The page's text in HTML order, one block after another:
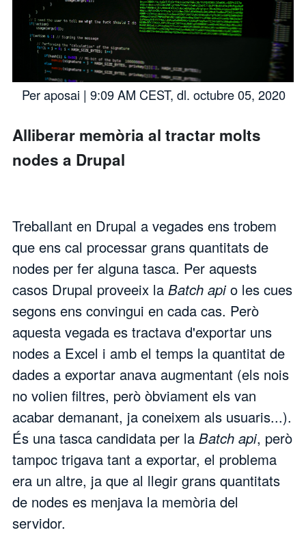
Peraposai | 9:09 AM CEST, dl. octubre 05, 2020
Alliberar memòria al tractar molts
nodes a Drupal
Treballant en Drupal a vegades ens trobem
que ens cal processar grans quantitats de
nodes per fer alguna tasca. Per aquests
casos Drupal proveeix la Batch apio les cues
segons ens convingui en cada cas. Però
aquesta vegada es tractava d'exportar uns
nodes a Excel i amb el temps la quantitat de
dades a exportar anava augmentant (els nois
no volien filtres, però òbviament els van
acabar demanant, ja coneixem als usuaris...).
És una tasca candidata per la Batch api, però
tampoc trigava tant a exportar, el problema
era un altre, ja que al llegir grans quantitats
de nodes es menjava la memòria del
servidor.